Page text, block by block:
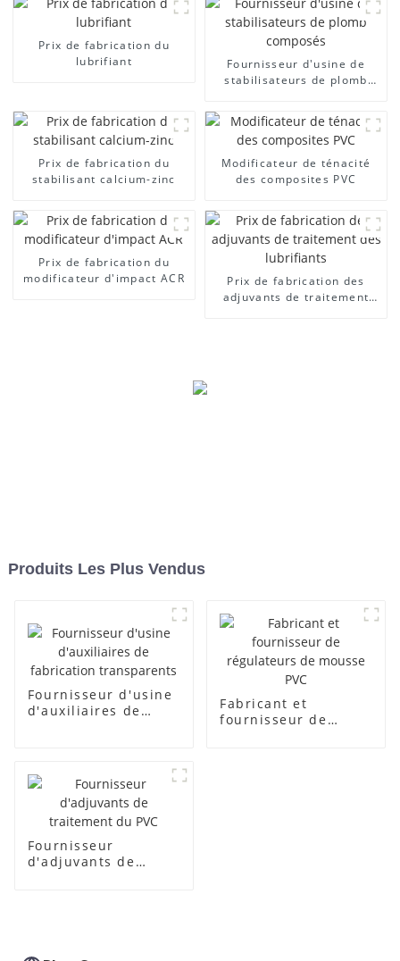
Prix ​​de fabrication du
lubrifiant
Fournisseur d'usine de
stabilisateurs de plomb
Prix ​​de fabrication du
stabilisant calcium-zinc
Modificateur de ténacité
des composites PVC
Prix ​​de fabrication du
modificateur d'impact ACR
Prix ​​de fabrication des
adjuvants de traitement
Produits Les Plus Vendus
Fournisseur d'usine
d'auxiliaires de
Fabricant et
fournisseur de
Fournisseur
d'adjuvants de